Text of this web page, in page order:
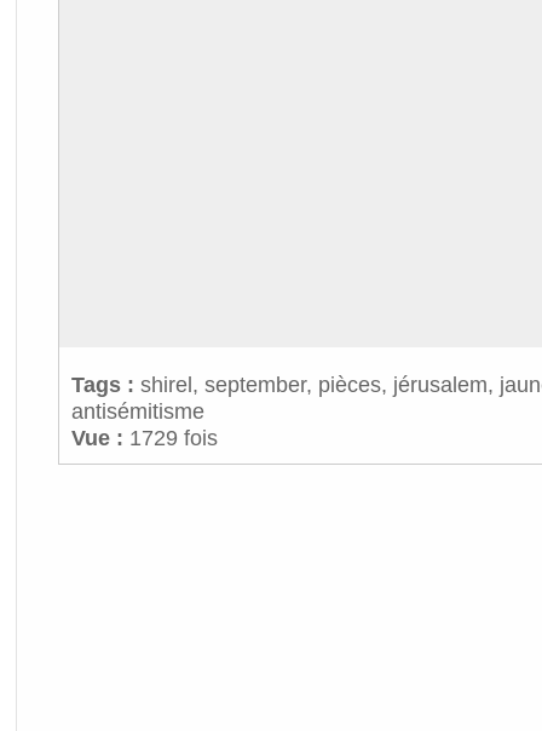
Tags : shirel, september, pièces, jérusalem,
antisémitisme
Vue : 1729 fois